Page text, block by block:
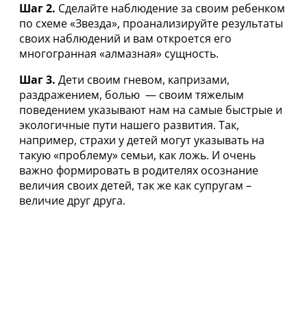
Шаг 2. Сделайте наблюдение за своим ребенком
по схеме «Звезда», проанализируйте результаты
своих наблюдений и вам откроется его
многогранная «алмазная» сущность.
Шаг 3. Дети своим гневом, капризами,
раздражением, болью — своим тяжелым
поведением указывают нам на самые быстрые и
экологичные пути нашего развития. Так,
например, страхи у детей могут указывать на
такую «проблему» семьи, как ложь. И очень
важно формировать в родителях осознание
величия своих детей, так же как супругам –
величие друг друга.